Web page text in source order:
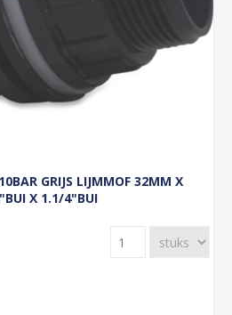
GRIJS LIJMMOF 32MM X
X 1.1/4"BUI